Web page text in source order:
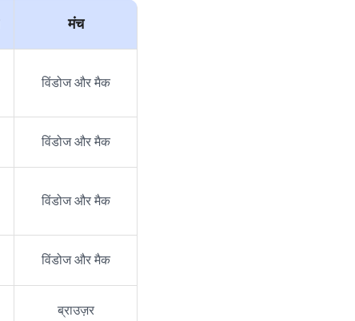
मंच
विंडोज और मैक
विंडोज और मैक
विंडोज और मैक
विंडोज और मैक
ब्राउज़र